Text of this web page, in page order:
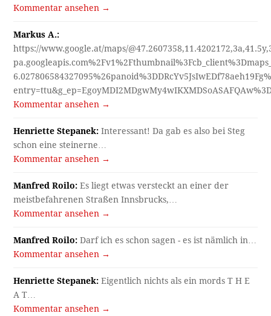
Kommentar ansehen →
Markus A.:
https://www.google.at/maps/
Kommentar ansehen →
Henriette Stepanek: Interessant! Da gab es also bei Steg
schon eine steinerne…
Kommentar ansehen →
Manfred Roilo: Es liegt etwas versteckt an einer der
meistbefahrenen Straßen Innsbrucks,…
Kommentar ansehen →
Manfred Roilo: Darf ich es schon sagen - es ist nämlich in…
Kommentar ansehen →
Henriette Stepanek: Eigentlich nichts als ein mords T H E
A T…
Kommentar ansehen →